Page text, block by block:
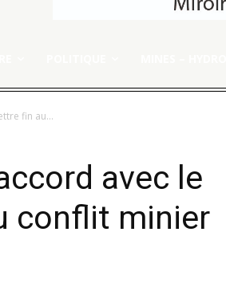
fin au...
avec le
conflit minier